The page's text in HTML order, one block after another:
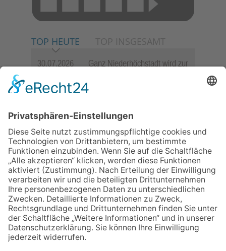
TOP HEUTE TOP INSGESAMT
30.07.2026
Ganz Niederhöchstadt wird zur
23.07.2026
Zwischen Fachwerk, Wein und
lädt wieder zum Weinfest ein
Stadiontour kommt nach
Frankfurt
06.08.2026
Jugendchor Hochtaunus
präsentiert sein neues
Programm „Changes“
06.08.2026
Hisamoto und Tölke begeistern
mit Werken von Walter
Wachsmuth